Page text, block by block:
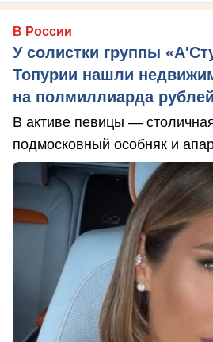
В России
У солистки группы
Топурии нашли
на полмиллиарда рублей
В активе певицы —
подмосковный особняк и